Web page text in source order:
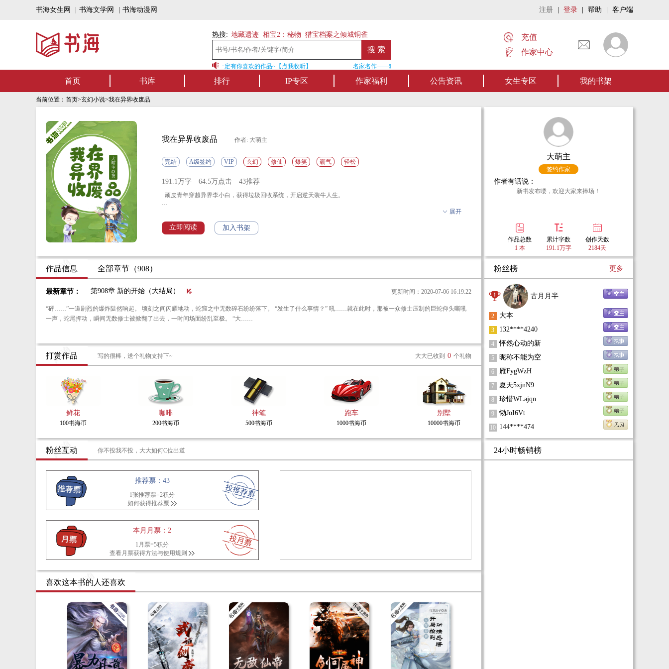
书海女生网 书海文学网 书海动漫网 注册 登录 帮助 客户端
热搜: 地藏遗迹 相宝2：秘物 猎宝档案之倾城铜雀
书海听书——好书可听，书海有声！书海上架有声书啦，一定有你喜欢的作品~【点我收听】 名家名作——欢迎阅读作者张家四叔的作品《张家摸金秘术》让我们一起开启张家摸金流悬疑作品。【点我阅读】
充值
作家中心
首页 书库 排行 IP专区 作家福利 公告资讯 女生专区 我的书架
当前位置： 首页>玄幻小说>我在异界收废品
我在异界收废品 作者: 大萌主
完结 A级签约 VIP 玄幻 修仙 爆笑 霸气 轻松
191.1万字 64.5万点击 43推荐
顽皮青年穿越异界李小白，获得垃圾回收系统，开启逆天装牛人生。
修士：“？？？”
无极魔君：“白哥，魔界这几年怨气冲天，腐蚀性魔雨毁坏灵田，已经连续三年不长灵谷了，您瞅瞅有没有什么办
展开
立即阅读 加入书架
作品信息 全部章节（908）
最新章节： 第908章 新的开始（大结局） 更新时间：2020-07-06 16:19:22
“砰……”一道剧烈的爆炸陡然响起。 顷刻之间闪耀地动，蛇窟之中无数碎石纷纷落下。 “发生了什么事情？” 吼……就在此时，那被一众修士压制的巨蛇仰头嘶吼
一声，蛇尾挥动，瞬间无数修士被掀翻了出去，一时间场面纷乱至极。 “大……
打赏作品 写的很棒，送个礼物支持下~ 大大已收到 0 个礼物
鲜花
100书海币
咖啡
200书海币
神笔
500书海币
跑车
1000书海币
别墅
10000书海币
粉丝互动 你不投我不投，大大如何C位出道
推荐票：43
1张推荐票=2积分
如何获得推荐票
本月月票：2
1月票=5积分
查看月票获得方法与使用规则
喜欢这本书的人还喜欢
大萌主
签约作家
作者有话说：
新书发布喽，欢迎大家来捧场！
作品总数
1 本
累计字数
191.1万字
创作天数
2184天
粉丝榜 更多
古月月半
2 大本
3 132****4240
4 怦然心动的新
5 昵称不能为空
6 雁FygWzH
7 夏天5xjnN9
8 珍惜WLajqn
9 恸JoI6Vt
10 144****474
24小时畅销榜